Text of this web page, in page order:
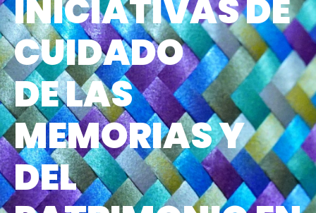
INICIATIVAS DE
CUIDADO
DE LAS
MEMORIAS Y
DEL